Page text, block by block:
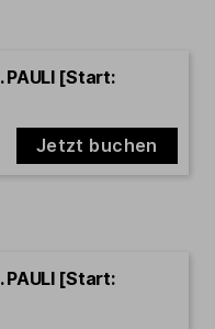
PAULI [Start:
Jetzt buchen
PAULI [Start: